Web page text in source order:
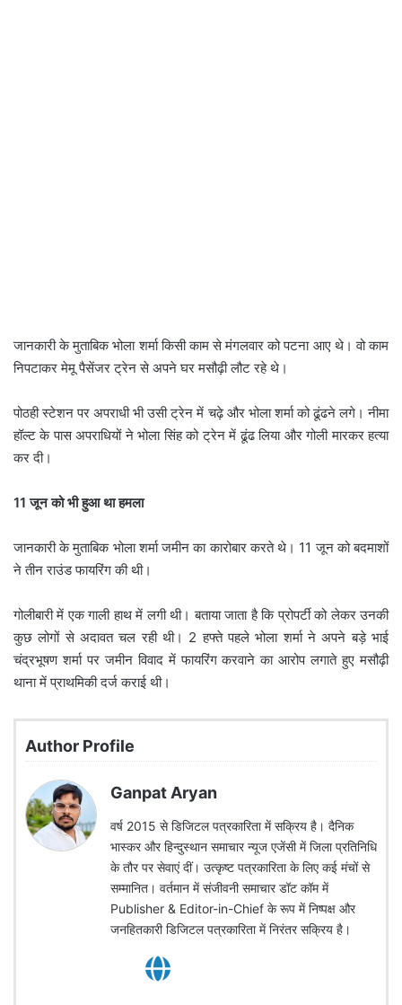
जानकारी के मुताबिक भोला शर्मा किसी काम से मंगलवार को पटना आए थे। वो काम
निपटाकर मेमू पैसेंजर ट्रेन से अपने घर मसौढ़ी लौट रहे थे।
पोठही स्टेशन पर अपराधी भी उसी ट्रेन में चढ़े और भोला शर्मा को ढूंढने लगे। नीमा
हॉल्ट के पास अपराधियों ने भोला सिंह को ट्रेन में ढूंढ लिया और गोली मारकर हत्या
कर दी।
11जून को भी हुआ था हमला
जानकारी के मुताबिक भोला शर्मा जमीन का कारोबार करते थे। 11 जून को बदमाशों
ने तीन राउंड फायरिंग की थी।
गोलीबारी में एक गाली हाथ में लगी थी। बताया जाता है कि प्रोपर्टी को लेकर उनकी
कुछ लोगों से अदावत चल रही थी। 2 हफ्ते पहले भोला शर्मा ने अपने बड़े भाई
चंद्रभूषण शर्मा पर जमीन विवाद में फायरिंग करवाने का आरोप लगाते हुए मसौढ़ी
थाना में प्राथमिकी दर्ज कराई थी।
Author Profile
Ganpat Aryan
वर्ष 2015 से डिजिटल पत्रकारिता में सक्रिय है। दैनिक
भास्कर और हिन्दुस्थान समाचार न्यूज एजेंसी में जिला प्रतिनिधि
के तौर पर सेवाएं दीं। उत्कृष्ट पत्रकारिता के लिए कई मंचों से
सम्मानित। वर्तमान में संजीवनी समाचार डॉट कॉम में
Publisher & Editor-in-Chief के रूप में निष्पक्ष और
जनहितकारी डिजिटल पत्रकारिता में निरंतर सक्रिय है।